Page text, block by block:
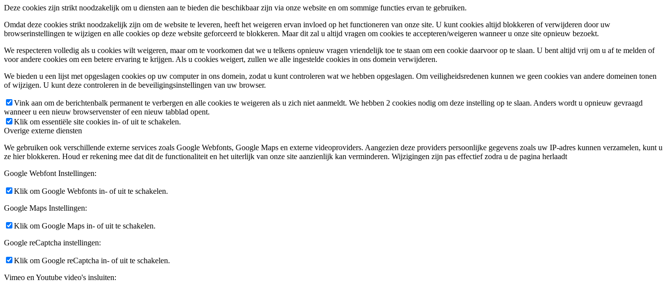
Deze cookies zijn strikt noodzakelijk om u diensten aan te bieden die beschikbaar zijn via onze website en om sommige functies ervan te gebruiken.
Omdat deze cookies strikt noodzakelijk zijn om de website te leveren, heeft het weigeren ervan invloed op het functioneren van onze site. U kunt cookies altijd blokkeren of verwijderen door uw
browserinstellingen te wijzigen en alle cookies op deze website geforceerd te blokkeren. Maar dit zal u altijd vragen om cookies te accepteren/weigeren wanneer u onze site opnieuw bezoekt.
We respecteren volledig als u cookies wilt weigeren, maar om te voorkomen dat we u telkens opnieuw vragen vriendelijk toe te staan om een cookie daarvoor op te slaan. U bent altijd vrij om u af te melden of
voor andere cookies om een betere ervaring te krijgen. Als u cookies weigert, zullen we alle ingestelde cookies in ons domein verwijderen.
We bieden u een lijst met opgeslagen cookies op uw computer in ons domein, zodat u kunt controleren wat we hebben opgeslagen. Om veiligheidsredenen kunnen we geen cookies van andere domeinen tonen
of wijzigen. U kunt deze controleren in de beveiligingsinstellingen van uw browser.
Vink aan om de berichtenbalk permanent te verbergen en alle cookies te weigeren als u zich niet aanmeldt. We hebben 2 cookies nodig om deze instelling op te slaan. Anders wordt u opnieuw gevraagd
wanneer u een nieuw browservenster of een nieuw tabblad opent.
Klik om essentiële site cookies in- of uit te schakelen.
Overige externe diensten
We gebruiken ook verschillende externe services zoals Google Webfonts, Google Maps en externe videoproviders. Aangezien deze providers persoonlijke gegevens zoals uw IP-adres kunnen verzamelen, kunt u
ze hier blokkeren. Houd er rekening mee dat dit de functionaliteit en het uiterlijk van onze site aanzienlijk kan verminderen. Wijzigingen zijn pas effectief zodra u de pagina herlaadt
Google Webfont Instellingen:
Klik om Google Webfonts in- of uit te schakelen.
Google Maps Instellingen:
Klik om Google Maps in- of uit te schakelen.
Google reCaptcha instellingen:
Klik om Google reCaptcha in- of uit te schakelen.
Vimeo en Youtube video's insluiten: